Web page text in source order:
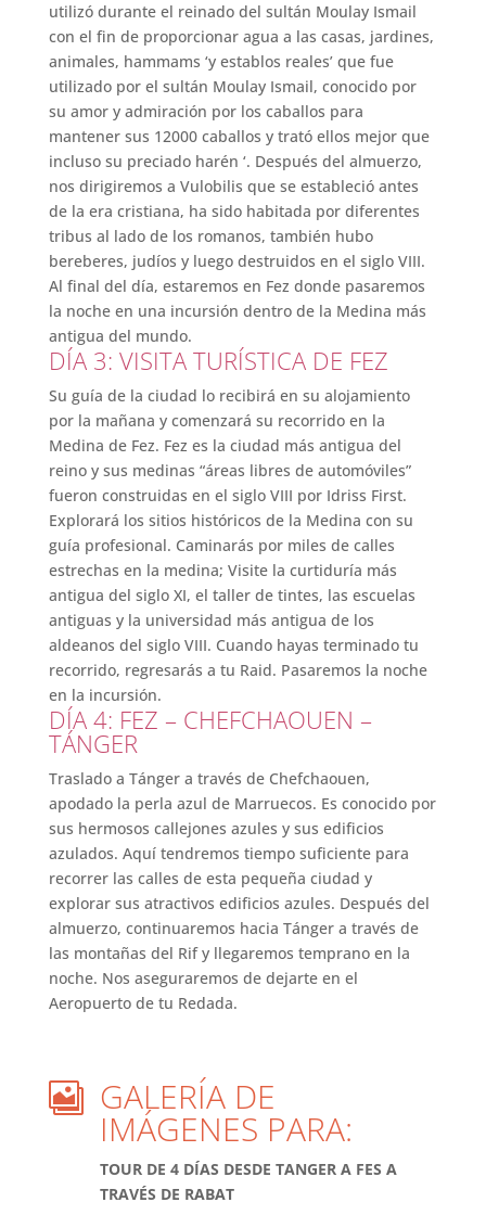
utilizó durante el reinado del sultán Moulay Ismail
con el fin de proporcionar agua a las casas, jardines,
animales, hammams ‘y establos reales’ que fue
utilizado por el sultán Moulay Ismail, conocido por
su amor y admiración por los caballos para
mantener sus 12000 caballos y trató ellos mejor que
incluso su preciado harén ‘. Después del almuerzo,
nos dirigiremos a Vulobilis que se estableció antes
de la era cristiana, ha sido habitada por diferentes
tribus al lado de los romanos, también hubo
bereberes, judíos y luego destruidos en el siglo VIII.
Al final del día, estaremos en Fez donde pasaremos
la noche en una incursión dentro de la Medina más
antigua del mundo.
DÍA 3: VISITA TURÍSTICA DE FEZ
Su guía de la ciudad lo recibirá en su alojamiento
por la mañana y comenzará su recorrido en la
Medina de Fez. Fez es la ciudad más antigua del
reino y sus medinas “áreas libres de automóviles”
fueron construidas en el siglo VIII por Idriss First.
Explorará los sitios históricos de la Medina con su
guía profesional. Caminarás por miles de calles
estrechas en la medina; Visite la curtiduría más
antigua del siglo XI, el taller de tintes, las escuelas
antiguas y la universidad más antigua de los
aldeanos del siglo VIII. Cuando hayas terminado tu
recorrido, regresarás a tu Raid. Pasaremos la noche
en la incursión.
DÍA 4: FEZ – CHEFCHAOUEN –
TÁNGER
Traslado a Tánger a través de Chefchaouen,
apodado la perla azul de Marruecos. Es conocido por
sus hermosos callejones azules y sus edificios
azulados. Aquí tendremos tiempo suficiente para
recorrer las calles de esta pequeña ciudad y
explorar sus atractivos edificios azules. Después del
almuerzo, continuaremos hacia Tánger a través de
las montañas del Rif y llegaremos temprano en la
noche. Nos aseguraremos de dejarte en el
Aeropuerto de tu Redada.
 GALERÍA DE
IMÁGENES PARA:
TOUR DE 4 DÍAS DESDE TANGER A FES A
TRAVÉS DE RABAT